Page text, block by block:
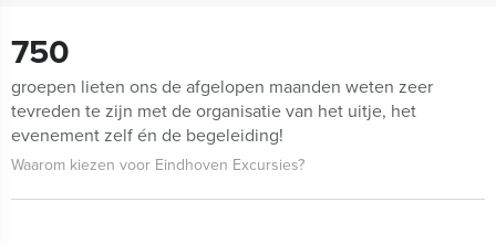
750
groepen lieten ons de afgelopen maanden weten zeer
tevreden te zijn met de organisatie van het uitje, het
evenement zelf én de begeleiding!
Waarom kiezen voor Eindhoven Excursies?